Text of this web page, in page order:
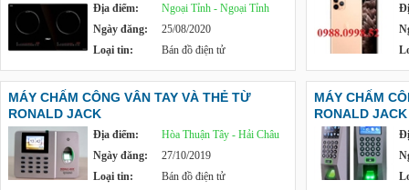
Địa điểm:
Ngoại Tỉnh - Ngoại Tỉnh
Ngày đăng:
25/08/2020
Loại tin:
Bán đồ điện tử
MÁY CHẤM CÔNG VÂN TAY VÀ THẺ TỪ
RONALD JACK
Địa điểm:
Hòa Thuận Tây - Hải Châu
Ngày đăng:
27/10/2019
Loại tin:
Bán đồ điện tử
MÁY CHẤM
RONALD JACK